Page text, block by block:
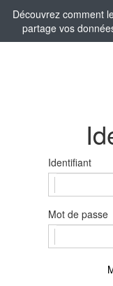
Découvrez comment
partage vos
Identifiant
Mot de passe